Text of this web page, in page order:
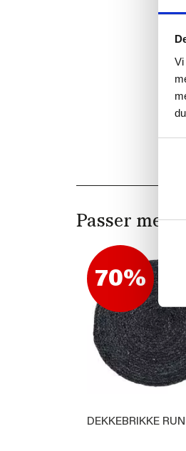
Passer med
70%
DEKKEBRIKKE